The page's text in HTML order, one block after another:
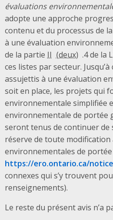
évaluations
adopte une approche
contenu et du processus de
à une évaluation
de la partie II
.4 de la
ces listes par secteur.
assujettis à une évaluation
soit en place, les projets qui
environnementale simplifiée
environnementale de portée
seront tenus de continuer de
réserve de toute
environnementales de
https://ero.ontario.ca/
connexes qui s’y trouvent
renseignements).
Le reste du présent avis n’a